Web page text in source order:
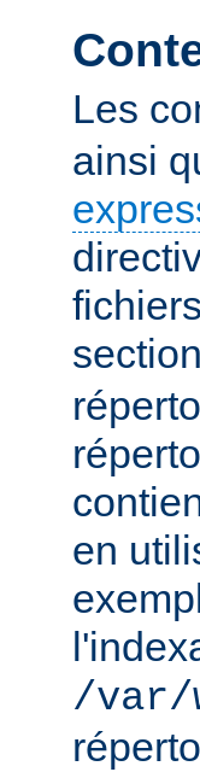
Les
ainsi
section
en
/var/